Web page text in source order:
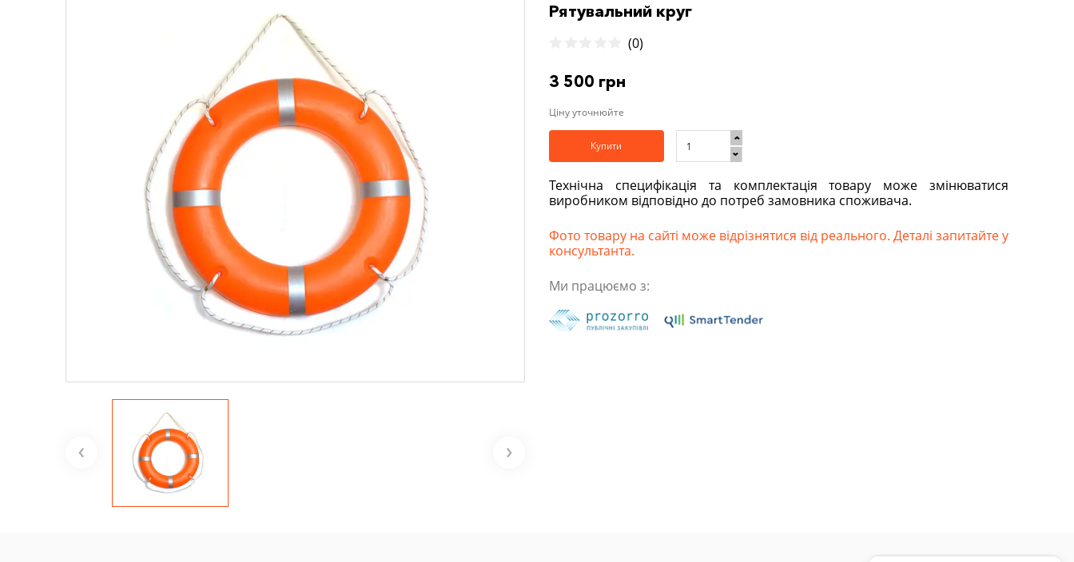
Рятувальний круг
(0)
3 500 грн
Ціну уточнюйте
Купити
Технічна специфікація та комплектація товару може змінюватися
виробником відповідно до потреб замовника споживача.
Фото товару на сайті може відрізнятися від реального. Деталі запитайте у
консультанта.
Ми працюємо з: